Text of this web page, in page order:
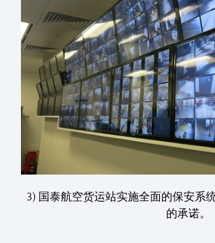
3) 国泰航空货运站实施全面的保安系
的承诺。